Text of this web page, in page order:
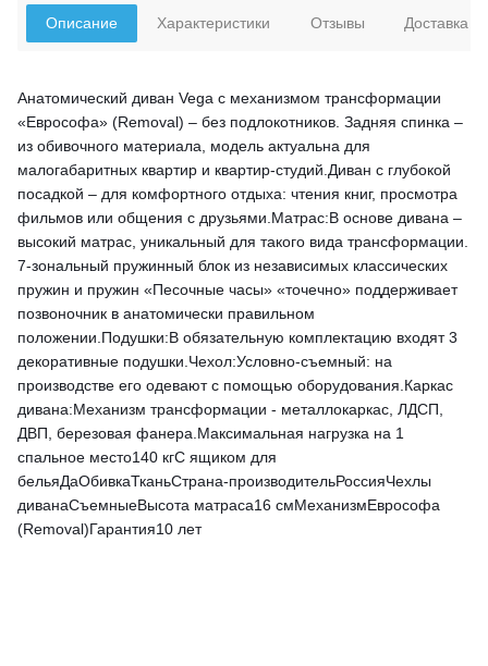
Описание
Анатомический диван Vega с механизмом трансформации
«Еврософа» (Removal) – без подлокотников. Задняя спинка –
из обивочного материала, модель актуальна для
малогабаритных квартир и квартир-студий.Диван с глубокой
посадкой – для комфортного отдыха: чтения книг, просмотра
фильмов или общения с друзьями.Матрас:В основе дивана –
высокий матрас, уникальный для такого вида трансформации.
7-зональный пружинный блок из независимых классических
пружин и пружин «Песочные часы» «точечно» поддерживает
позвоночник в анатомически правильном
положении.Подушки:В обязательную комплектацию входят 3
декоративные подушки.Чехол:Условно-съемный: на
производстве его одевают с помощью оборудования.Каркас
дивана:Механизм трансформации - металлокаркас, ЛДСП,
ДВП, березовая фанера.Максимальная нагрузка на 1
спальное место140 кгС ящиком для
бельяДаОбивкаТканьСтрана-производительРоссияЧехлы
диванаСъемныеВысота матраса16 смМеханизмЕврософа
(Removal)Гарантия10 лет
Характеристики Отзывы Доставка